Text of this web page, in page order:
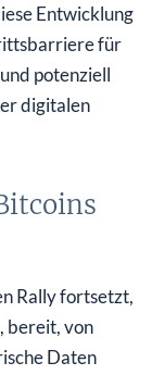
Entwicklung
für
potenziell
digitalen
Rally fortsetzt,
bereit, von
Daten